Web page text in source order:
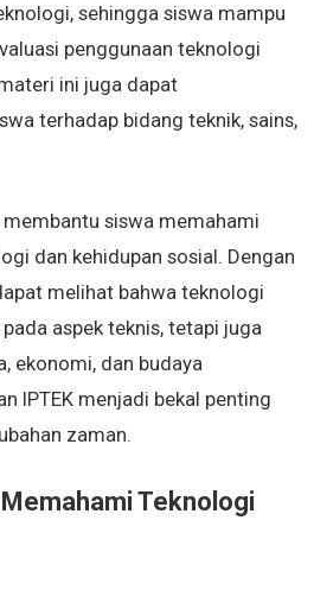
sehingga siswa mampu
penggunaan teknologi
ini juga dapat
terhadap bidang teknik, sains,
siswa memahami
dan kehidupan sosial. Dengan
melihat bahwa teknologi
aspek teknis, tetapi juga
ekonomi, dan budaya
IPTEK menjadi bekal penting
zaman.
Teknologi